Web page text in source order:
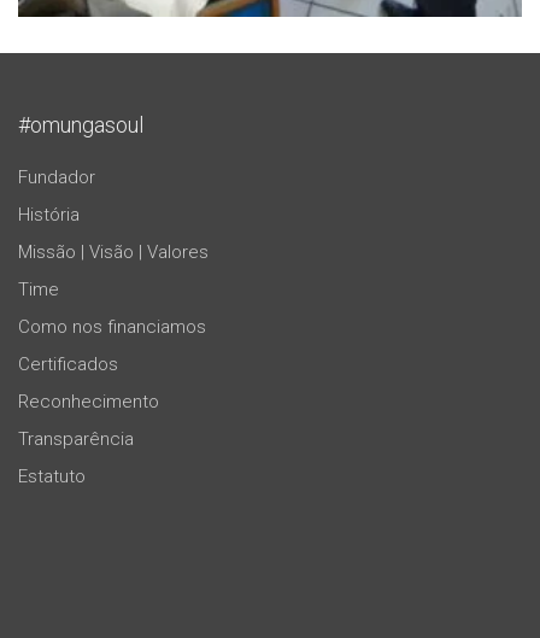
#omungasoul
Fundador
História
Missão | Visão | Valores
Time
Como nos financiamos
Certificados
Reconhecimento
Transparência
Estatuto